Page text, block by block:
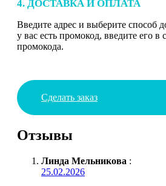
4. ДОСТАВКА И ОПЛАТА
Введите адрес и выберите способ
у вас есть промокод, введите его в
промокода.
Сделать заказ
Отзывы
Линда Мельникова :
25.02.2026